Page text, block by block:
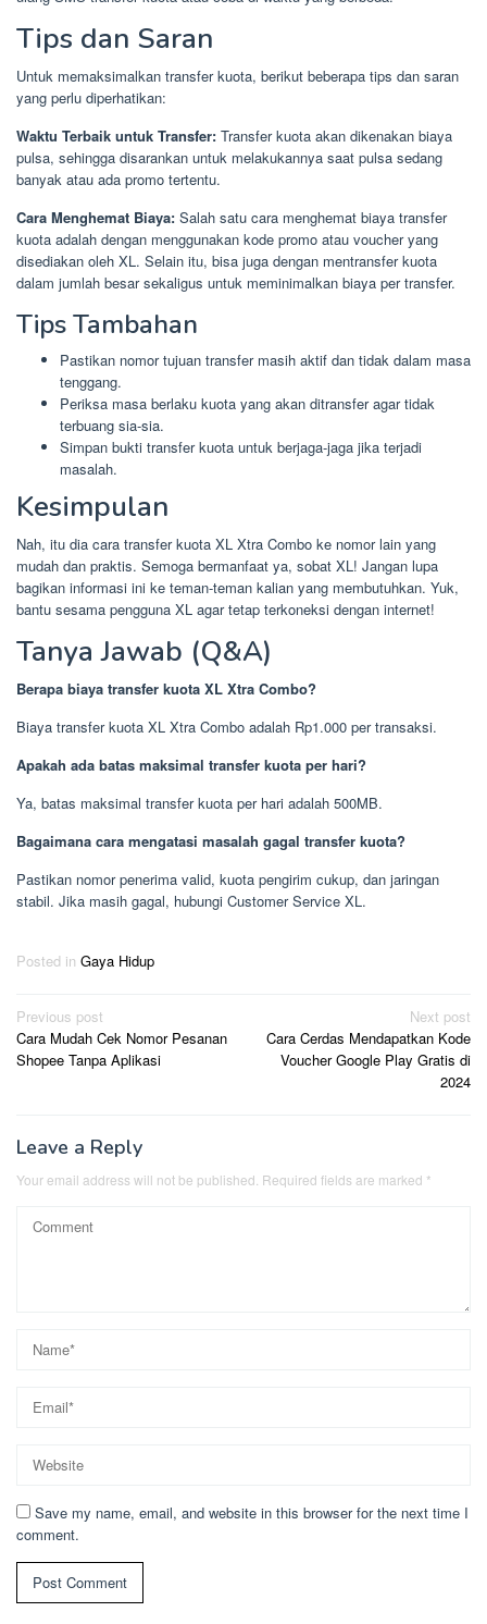
Tips dan Saran
Untuk memaksimalkan transfer kuota, berikut beberapa tips dan saran
yang perlu diperhatikan:
Waktu Terbaik untuk Transfer: Transfer kuota akan dikenakan biaya
pulsa, sehingga disarankan untuk melakukannya saat pulsa sedang
banyak atau ada promo tertentu.
Cara Menghemat Biaya: Salah satu cara menghemat biaya transfer
kuota adalah dengan menggunakan kode promo atau voucher yang
disediakan oleh XL. Selain itu, bisa juga dengan mentransfer kuota
dalam jumlah besar sekaligus untuk meminimalkan biaya per transfer.
Tips Tambahan
Pastikan nomor tujuan transfer masih aktif dan tidak dalam masa
tenggang.
Periksa masa berlaku kuota yang akan ditransfer agar tidak
terbuang sia-sia.
Simpan bukti transfer kuota untuk berjaga-jaga jika terjadi
masalah.
Kesimpulan
Nah, itu dia cara transfer kuota XL Xtra Combo ke nomor lain yang
mudah dan praktis. Semoga bermanfaat ya, sobat XL! Jangan lupa
bagikan informasi ini ke teman-teman kalian yang membutuhkan. Yuk,
bantu sesama pengguna XL agar tetap terkoneksi dengan internet!
Tanya Jawab (Q&A)
Berapa biaya transfer kuota XL Xtra Combo?
Biaya transfer kuota XL Xtra Combo adalah Rp1.000 per transaksi.
Apakah ada batas maksimal transfer kuota per hari?
Ya, batas maksimal transfer kuota per hari adalah 500MB.
Bagaimana cara mengatasi masalah gagal transfer kuota?
Pastikan nomor penerima valid, kuota pengirim cukup, dan jaringan
stabil. Jika masih gagal, hubungi Customer Service XL.
Posted in Gaya Hidup
Post
navigation
Previous post
Cara Mudah Cek Nomor Pesanan
Shopee Tanpa Aplikasi
Next post
Cara Cerdas Mendapatkan Kode
Voucher Google Play Gratis di
2024
Leave a Reply
Your email address will not be published. Required fields are marked *
Save my name, email, and website in this browser for the next time I
comment.